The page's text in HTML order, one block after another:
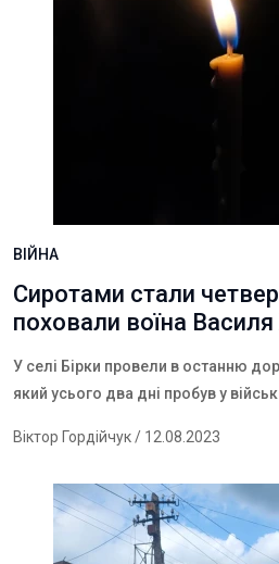
ВІЙНА
Сиротами стали
поховали воїна
У селі Бірки провели в останню
який усього два дні пробув у
Віктор Гордійчук/ 12.08.2023